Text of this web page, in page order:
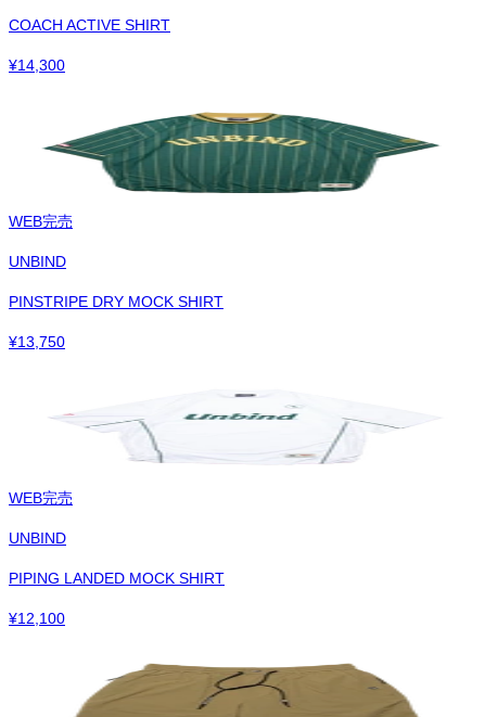
COACH ACTIVE SHIRT
¥14,300
WEB完売
UNBIND
PINSTRIPE DRY MOCK SHIRT
¥13,750
WEB完売
UNBIND
PIPING LANDED MOCK SHIRT
¥12,100